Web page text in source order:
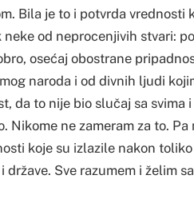
Bila je to i potvrda vrednosti
od neprocenjivih stvari:
osećaj obostrane
naroda i od divnih ljudi
da to nije bio slučaj sa svima
ne zameram za to. Pa
koje su izlazile nakon
Sve razumem i želim